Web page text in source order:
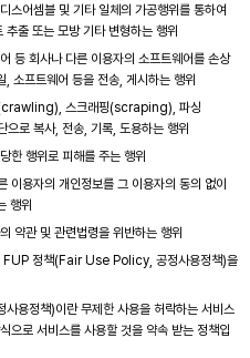
스어셈블 및 기타 일체의 가공행위를 통하여
출 또는 모방 기타 변형하는 행위
등 회사나 다른 이용자의 소프트웨어를 손상
소프트웨어 등을 전송, 게시하는 행위
(crawling), 스크래핑(scraping), 파싱
로 복사, 전송, 기록, 도용하는 행위
한 행위로 피해를 주는 행위
이용자의 개인정보를 그 이용자의 동의 없이
행위
약관 및 관련법령을 위반하는 행위
FUP 정책(Fair Use Policy, 공정사용정책)을
용정책)이란 무제한 사용을 허락하는 서비스
으로 서비스를 사용할 것을 약속 받는 정책입